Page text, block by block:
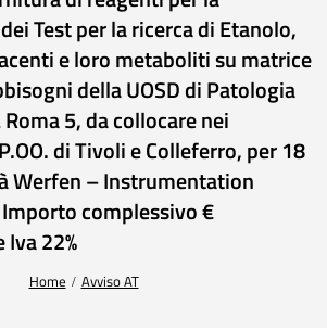
Test per la ricerca di Etanolo,
e loro metaboliti su matrice
della UOSD di Patologia
5, da collocare nei
di Tivoli e Colleferro, per 18
Werfen – Instrumentation
complessivo €
22%
Home Avviso AT